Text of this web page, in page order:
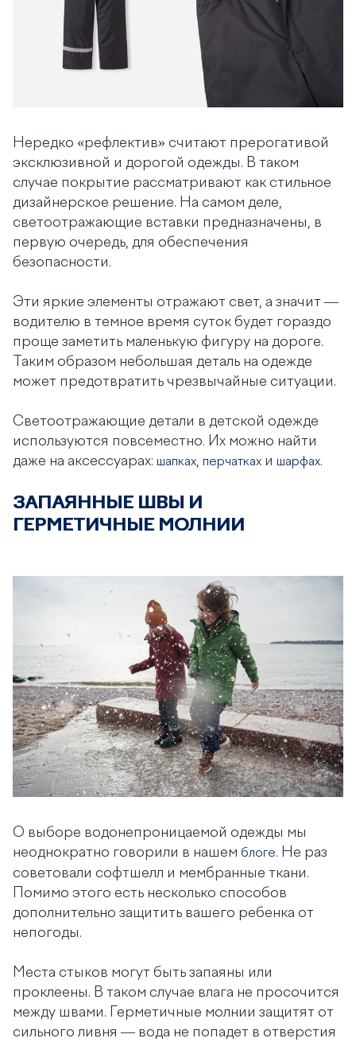
Нередко «‎рефлектив» считают прерогативой
эксклюзивной и дорогой одежды. В таком
случае покрытие рассматривают как стильное
дизайнерское решение.‎ На самом деле,
светоотражающие вставки предназначены, в
первую очередь, для обеспечения
безопасности.
Эти яркие элементы отражают свет, а значит —
водителю в темное время суток будет гораздо
проще заметить маленькую фигуру на дороге.
Таким образом небольшая деталь на одежде
может предотвратить чрезвычайные ситуации.
Светоотражающие детали в детской одежде
используются повсеместно. Их можно найти
даже на аксессуарах: шапках, перчатках и шарфах.
ЗАПАЯННЫЕ ШВЫ И
ГЕРМЕТИЧНЫЕ МОЛНИИ
О выборе водонепроницаемой одежды мы
неоднократно говорили в нашем блоге. Не раз
советовали софтшелл и мембранные ткани.
Помимо этого есть несколько способов
дополнительно защитить вашего ребенка от
непогоды.
Места стыков могут быть запаяны или
проклеены. В таком случае влага не просочится
между швами. Герметичные молнии защитят от
сильного ливня — вода не попадет в отверстия